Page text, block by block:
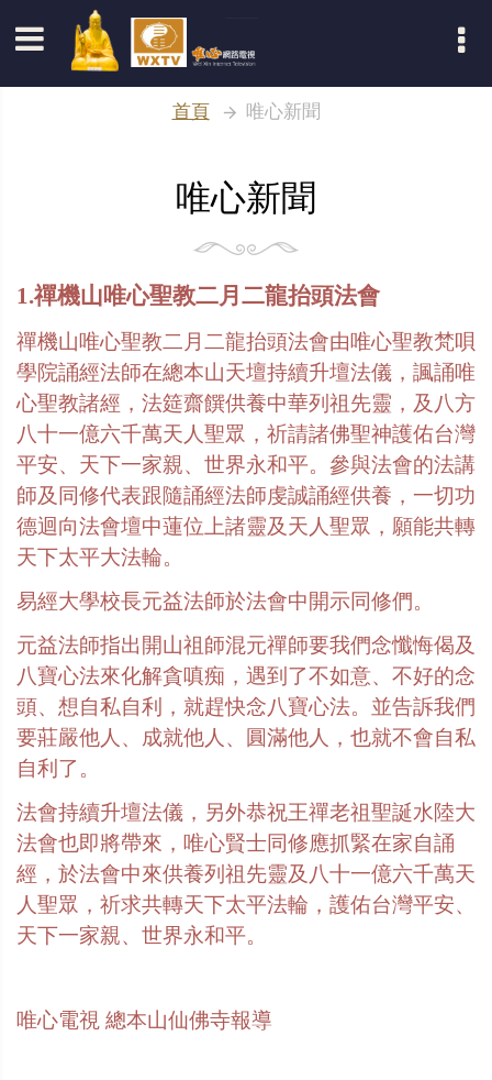
首頁 唯心新聞
唯心新聞
1.禪機山唯心聖教二月二龍抬頭法會
禪機山唯心聖教二月二龍抬頭法會由唯心聖教梵唄
學院誦經法師在總本山天壇持續升壇法儀，諷誦唯
心聖教諸經，法筵齋饌供養中華列祖先靈，及八方
八十一億六千萬天人聖眾，祈請諸佛聖神護佑台灣
平安、天下一家親、世界永和平。參與法會的法講
師及同修代表跟隨誦經法師虔誠誦經供養，一切功
德迴向法會壇中蓮位上諸靈及天人聖眾，願能共轉
天下太平大法輪。
易經大學校長元益法師於法會中開示同修們。
元益法師指出開山祖師混元禪師要我們念懺悔偈及
八寶心法來化解貪嗔痴，遇到了不如意、不好的念
頭、想自私自利，就趕快念八寶心法。並告訴我們
要莊嚴他人、成就他人、圓滿他人，也就不會自私
自利了。
法會持續升壇法儀，另外恭祝王禪老祖聖誕水陸大
法會也即將帶來，唯心賢士同修應抓緊在家自誦
經，於法會中來供養列祖先靈及八十一億六千萬天
人聖眾，祈求共轉天下太平法輪，護佑台灣平安、
天下一家親、世界永和平。
唯心電視 總本山仙佛寺報導